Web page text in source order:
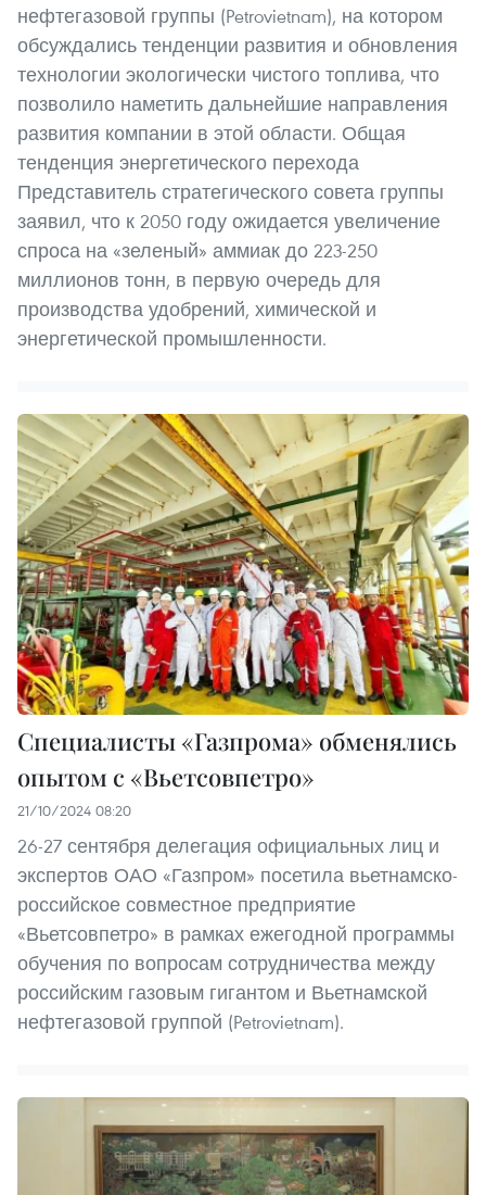
нефтегазовой группы (Petrovietnam), на котором
обсуждались тенденции развития и обновления
технологии экологически чистого топлива, что
позволило наметить дальнейшие направления
развития компании в этой области. Общая
тенденция энергетического перехода
Представитель стратегического совета группы
заявил, что к 2050 году ожидается увеличение
спроса на «зеленый» аммиак до 223-250
миллионов тонн, в первую очередь для
производства удобрений, химической и
энергетической промышленности.
Специалисты «Газпрома» обменялись
опытом с «Вьетсовпетро»
21/10/2024 08:20
26-27 сентября делегация официальных лиц и
экспертов ОАО «Газпром» посетила вьетнамско-
российское совместное предприятие
«Вьетсовпетро» в рамках ежегодной программы
обучения по вопросам сотрудничества между
российским газовым гигантом и Вьетнамской
нефтегазовой группой (Petrovietnam).